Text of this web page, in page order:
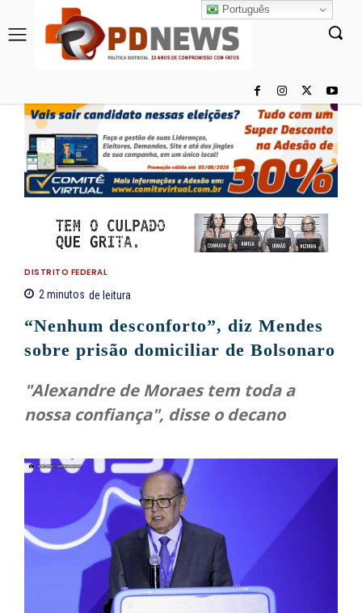
DISTRITO FEDERAL
2minutos de leitura
“Nenhum desconforto”, diz Mendes
sobre prisão domiciliar de Bolsonaro
"Alexandre de Moraes tem toda a
nossa confiança", disse o decano
Português